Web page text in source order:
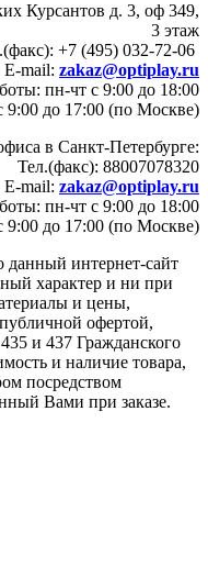
Курсантов д. 3, оф 349,
3 этаж
+7 (495) 032-72-06
E-mail: zakaz@optiplay.ru
пн-чт с 9:00 до 18:00
9:00 до 17:00 (по Москве)
в Санкт-Петербурге:
Тел.(факс): 88007078320
E-mail: zakaz@optiplay.ru
пн-чт с 9:00 до 18:00
9:00 до 17:00 (по Москве)
интернет-сайт
характер и ни при
и цены,
офертой,
и 437 Гражданского
и наличие товара,
посредством
Вами при заказе.